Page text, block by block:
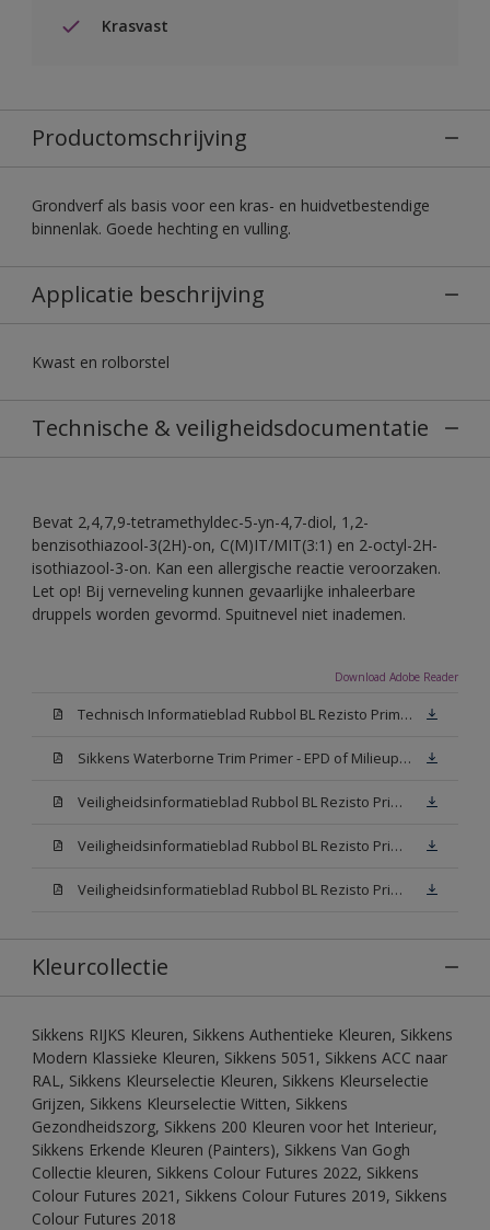
Krasvast
Productomschrijving
Grondverf als basis voor een kras- en huidvetbestendige
binnenlak. Goede hechting en vulling.
Applicatie beschrijving
Kwast en rolborstel
Technische & veiligheidsdocumentatie
Bevat 2,4,7,9-tetramethyldec-5-yn-4,7-diol, 1,2-
benzisothiazool-3(2H)-on, C(M)IT/MIT(3:1) en 2-octyl-2H-
isothiazool-3-on. Kan een allergische reactie veroorzaken.
Let op! Bij verneveling kunnen gevaarlijke inhaleerbare
druppels worden gevormd. Spuitnevel niet inademen.
Download Adobe Reader
Technisch Informatieblad Rubbol BL Rezisto Primer (New Livery) (PDF)
Sikkens Waterborne Trim Primer - EPD of Milieuproductverklaring
Veiligheidsinformatieblad Rubbol BL Rezisto Primer N00 (MSDS)
Veiligheidsinformatieblad Rubbol BL Rezisto Primer White (MSDS)
Veiligheidsinformatieblad Rubbol BL Rezisto Primer W05 (MSDS)
Kleurcollectie
Sikkens RIJKS Kleuren, Sikkens Authentieke Kleuren, Sikkens
Modern Klassieke Kleuren, Sikkens 5051, Sikkens ACC naar
RAL, Sikkens Kleurselectie Kleuren, Sikkens Kleurselectie
Grijzen, Sikkens Kleurselectie Witten, Sikkens
Gezondheidszorg, Sikkens 200 Kleuren voor het Interieur,
Sikkens Erkende Kleuren (Painters), Sikkens Van Gogh
Collectie kleuren, Sikkens Colour Futures 2022, Sikkens
Colour Futures 2021, Sikkens Colour Futures 2019, Sikkens
Colour Futures 2018